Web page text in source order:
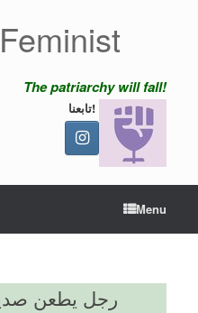
The patriarchy will fall!
تابعنا!
Menu
رجل يطعن